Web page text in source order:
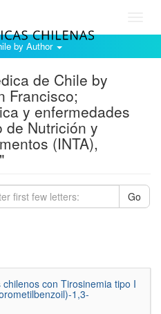
by Author
de Chile by
Francisco;
y enfermedades
de Nutrición y
(INTA),
Go
con Tirosinemia tipo I
1,3-